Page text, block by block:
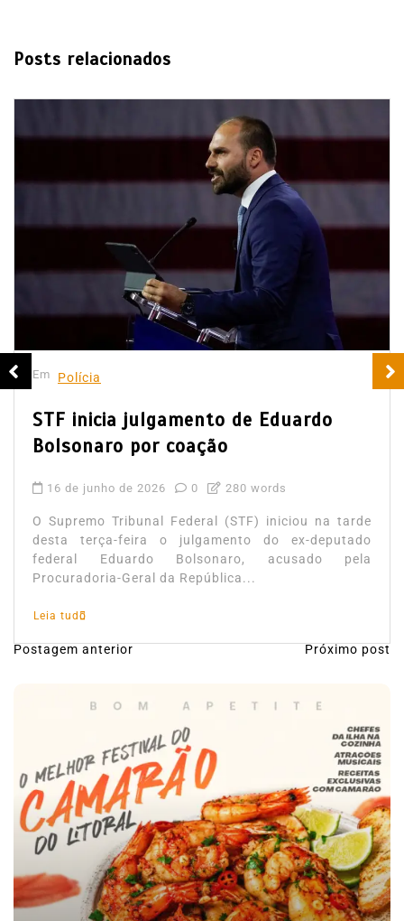
Posts relacionados
Em Polícia
STF inicia julgamento de Eduardo
Bolsonaro por coação
16 de junho de 2026 0 280 words
O Supremo Tribunal Federal (STF) iniciou na tarde
desta terça-feira o julgamento do ex-deputado
federal Eduardo Bolsonaro, acusado pela
Procuradoria-Geral da República...
Leia tudo
N
g
a
ç
o
d
Postagem anterior Próximo post